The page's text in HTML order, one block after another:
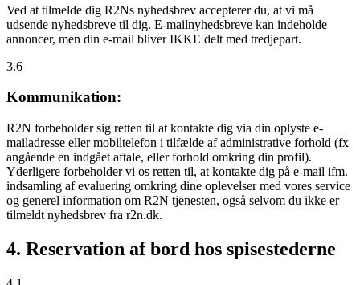
Ved at tilmelde dig R2Ns nyhedsbrev accepterer du, at vi må
udsende nyhedsbreve til dig. E-mailnyhedsbreve kan indeholde
annoncer, men din e-mail bliver IKKE delt med tredjepart.
3.6
Kommunikation:
R2N forbeholder sig retten til at kontakte dig via din oplyste e-
mailadresse eller mobiltelefon i tilfælde af administrative forhold (fx
angående en indgået aftale, eller forhold omkring din profil).
Yderligere forbeholder vi os retten til, at kontakte dig på e-mail ifm.
indsamling af evaluering omkring dine oplevelser med vores service
og generel information om R2N tjenesten, også selvom du ikke er
tilmeldt nyhedsbrev fra r2n.dk.
4. Reservation af bord hos spisestederne